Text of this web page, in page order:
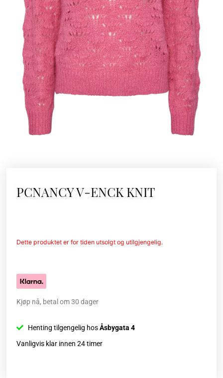
PCNANCY V-ENCK KNIT
Dette produktet er for tiden utsolgt og utilgjengelig.
Kjøp nå, betal om 30 dager
Henting tilgengelig hosÅsbygata 4
Vanligvis klar innen 24 timer